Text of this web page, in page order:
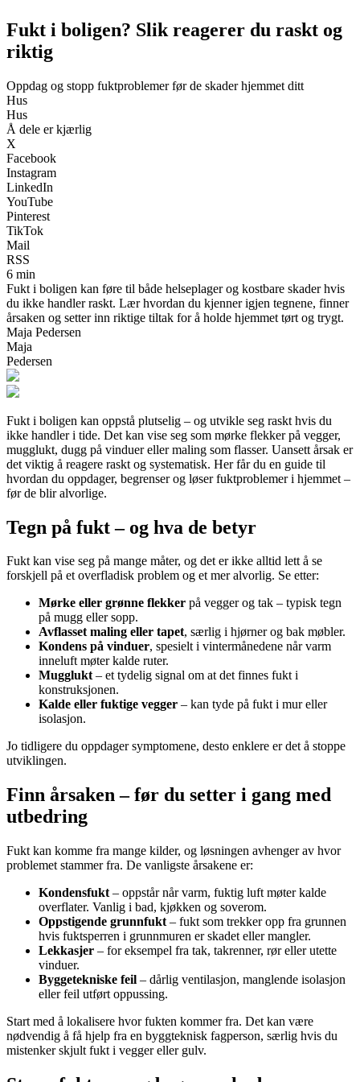
Fukt i boligen? Slik reagerer du raskt og
riktig
Oppdag og stopp fuktproblemer før de skader hjemmet ditt
Hus
Hus
Å dele er kjærlig
X
Facebook
Instagram
LinkedIn
YouTube
Pinterest
TikTok
Mail
RSS
6 min
Fukt i boligen kan føre til både helseplager og kostbare skader hvis
du ikke handler raskt. Lær hvordan du kjenner igjen tegnene, finner
årsaken og setter inn riktige tiltak for å holde hjemmet tørt og trygt.
Maja Pedersen
Maja
Pedersen
Fukt i boligen kan oppstå plutselig – og utvikle seg raskt hvis du
ikke handler i tide. Det kan vise seg som mørke flekker på vegger,
mugglukt, dugg på vinduer eller maling som flasser. Uansett årsak er
det viktig å reagere raskt og systematisk. Her får du en guide til
hvordan du oppdager, begrenser og løser fuktproblemer i hjemmet –
før de blir alvorlige.
Tegn på fukt – og hva de betyr
Fukt kan vise seg på mange måter, og det er ikke alltid lett å se
forskjell på et overfladisk problem og et mer alvorlig. Se etter:
Mørke eller grønne flekker på vegger og tak – typisk tegn
på mugg eller sopp.
Avflasset maling eller tapet, særlig i hjørner og bak møbler.
Kondens på vinduer, spesielt i vintermånedene når varm
inneluft møter kalde ruter.
Mugglukt– et tydelig signal om at det finnes fukt i
konstruksjonen.
Kalde eller fuktige vegger – kan tyde på fukt i mur eller
isolasjon.
Jo tidligere du oppdager symptomene, desto enklere er det å stoppe
utviklingen.
Finn årsaken – før du setter i gang med
utbedring
Fukt kan komme fra mange kilder, og løsningen avhenger av hvor
problemet stammer fra. De vanligste årsakene er:
Kondensfukt – oppstår når varm, fuktig luft møter kalde
overflater. Vanlig i bad, kjøkken og soverom.
Oppstigende grunnfukt – fukt som trekker opp fra grunnen
hvis fuktsperren i grunnmuren er skadet eller mangler.
Lekkasjer – for eksempel fra tak, takrenner, rør eller utette
vinduer.
Byggetekniske feil – dårlig ventilasjon, manglende isolasjon
eller feil utført oppussing.
Start med å lokalisere hvor fukten kommer fra. Det kan være
nødvendig å få hjelp fra en byggteknisk fagperson, særlig hvis du
mistenker skjult fukt i vegger eller gulv.